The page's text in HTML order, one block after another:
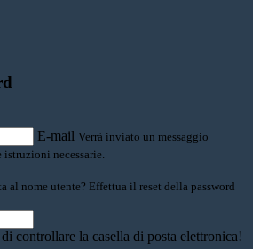
E-mail Verrà inviato un messaggio
necessarie.
al nome utente? Effettua il reset della password
controllare la casella di posta elettronica!